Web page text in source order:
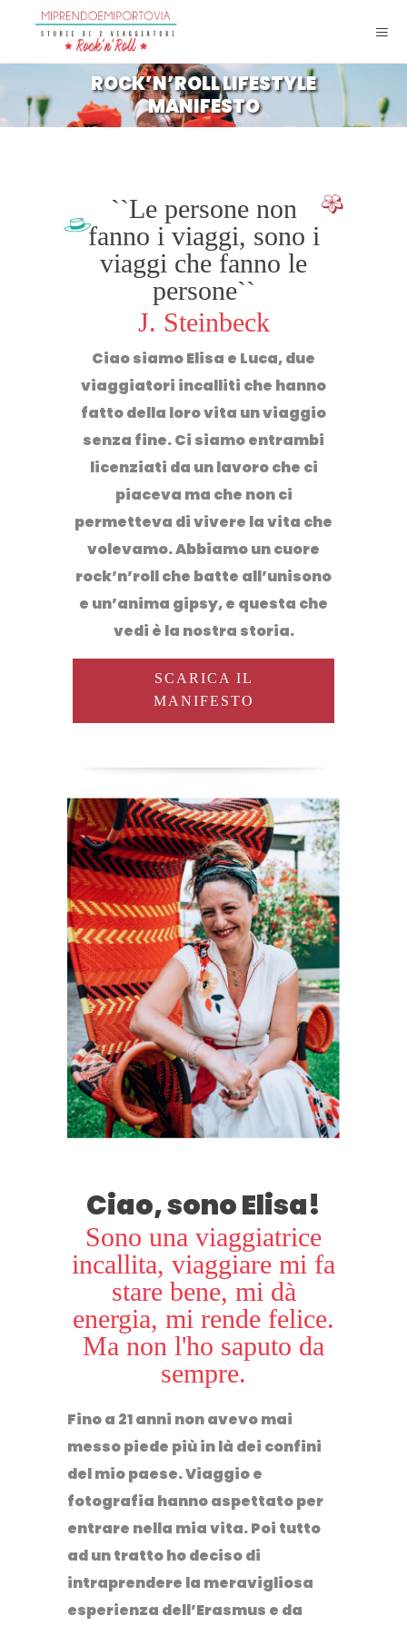
ROCK’N’ROLL LIFESTYLE
MANIFESTO
``Le persone non
fanno i viaggi, sono i
viaggi che fanno le
persone``
J. Steinbeck
Ciao siamoElisa e Luca, due
viaggiatori incalliti che hanno
fatto della loro vita unviaggio
senza fine. Ci siamo entrambi
licenziati da un lavoro che ci
piaceva ma che non ci
permetteva di vivere la vita che
volevamo. Abbiamo un cuore
rock’n’roll che batte all’unisono
e un’anima gipsy, e questa che
vedi è la nostra storia.
SCARICA IL
MANIFESTO
Ciao, sono Elisa!
Sono una viaggiatrice
incallita, viaggiare mi fa
stare bene, mi dà
energia, mi rende felice.
Ma non l'ho saputo da
sempre.
Fino a 21 anni non avevo mai
messo piede più in là dei confini
del mio paese.Viaggioe
fotografia hanno aspettato per
entrare nella mia vita. Poi tutto
ad un tratto ho deciso di
intraprendere la meravigliosa
esperienza dell’Erasmus e da